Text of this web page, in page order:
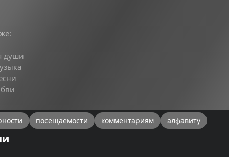
души
посещаемости комментариям алфавиту